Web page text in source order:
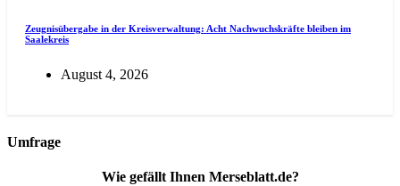
Zeugnisübergabe in der Kreisverwaltung: Acht Nachwuchskräfte bleiben im
Saalekreis
August 4, 2026
Umfrage
Wie gefällt Ihnen Merseblatt.de?